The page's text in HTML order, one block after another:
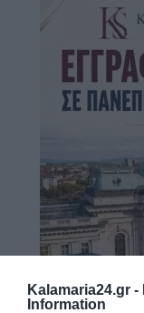
Kalamaria24.gr -
Information